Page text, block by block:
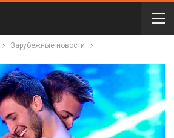
Зарубежные новости